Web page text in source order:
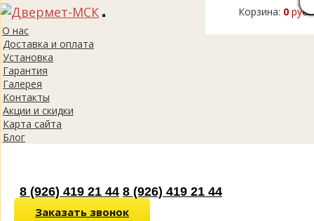
Корзина: 0 руб.
Toggle
О нас
Доставка и оплата
Установка
Гарантия
Галерея
Контакты
Акции и скидки
Карта сайта
Блог
8 (926) 419 21 44 8 (926) 419 21 44
Заказать звонок